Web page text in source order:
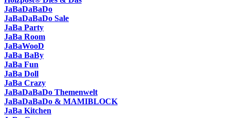
JaBaDaBaDo
JaBaDaBaDo Sale
JaBa Party
JaBa Room
JaBaWooD
JaBa BaBy
JaBa Fun
JaBa Doll
JaBa Crazy
JaBaDaBaDo Themenwelt
JaBaDaBaDo & MAMIBLOCK
JaBa Kitchen